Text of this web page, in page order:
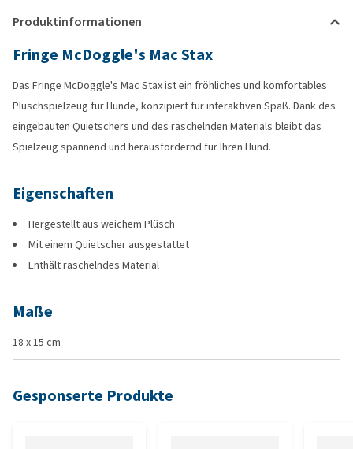
Produktinformationen
Fringe McDoggle's Mac Stax
Das Fringe McDoggle's Mac Stax ist ein fröhliches und komfortables
Plüschspielzeug für Hunde, konzipiert für interaktiven Spaß. Dank des
eingebauten Quietschers und des raschelnden Materials bleibt das
Spielzeug spannend und herausfordernd für Ihren Hund.
Eigenschaften
Hergestellt aus weichem Plüsch
Mit einem Quietscher ausgestattet
Enthält raschelndes Material
Maße
18 x 15 cm
Gesponserte Produkte